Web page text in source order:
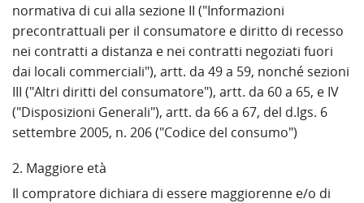
normativa di cui alla sezione II ("Informazioni
precontrattuali per il consumatore e diritto di recesso
nei contratti a distanza e nei contratti negoziati fuori
dai locali commerciali"), artt. da 49 a 59, nonché sezioni
III ("Altri diritti del consumatore"), artt. da 60 a 65, e IV
("Disposizioni Generali"), artt. da 66 a 67, del d.lgs. 6
settembre 2005, n. 206 ("Codice del consumo")
2. Maggiore età
Il compratore dichiara di essere maggiorenne e/o di